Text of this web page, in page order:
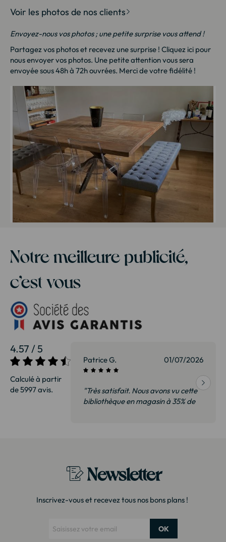
Voir les photos de nos clients
Envoyez-nous vos photos ; une petite surprise vous attend !
Partagez vos photos et recevez une surprise ! Cliquez ici pour
nous envoyer vos photos. Une petite attention vous sera
envoyée sous 48h à 72h ouvrées. Merci de votre fidélité !
Notre meilleure publicité,
c’est vous
4.57 / 5
Calculé à partir
de 5997 avis.
27/07/2026 Patrice G. 01/07/2026
"Très satisfait. Nous avons vu cette
bibliothèque en magasin à 35% de
Newsletter
Inscrivez-vous et recevez tous nos bons plans !
OK